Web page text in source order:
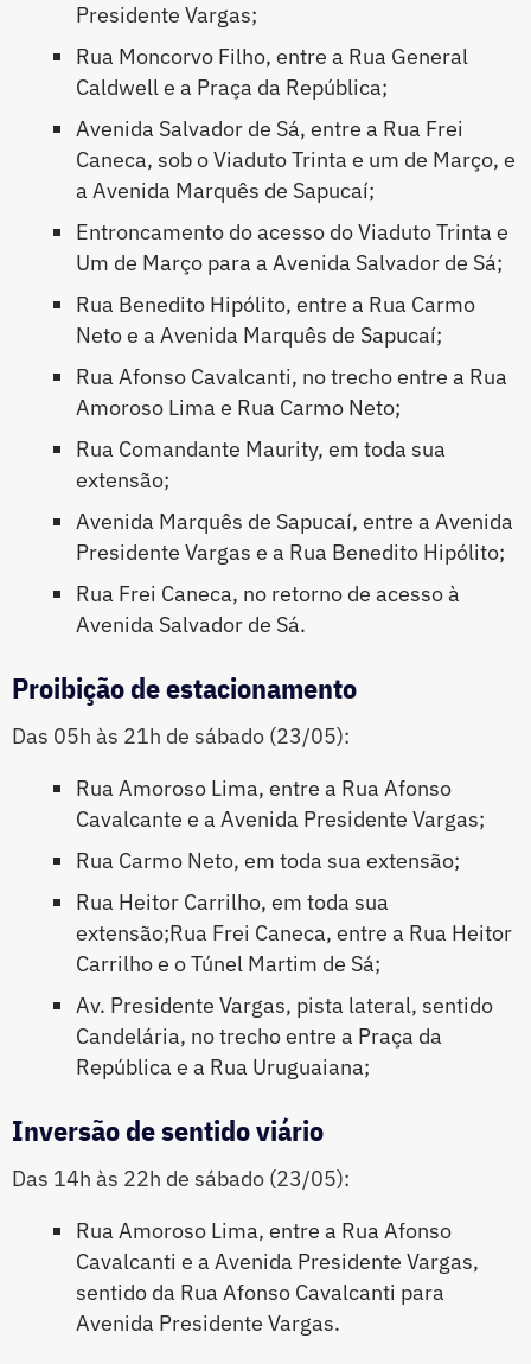
Presidente Vargas;
Rua Moncorvo Filho, entre a Rua General
Caldwell e a Praça da República;
Avenida Salvador de Sá, entre a Rua Frei
Caneca, sob o Viaduto Trinta e um de Março, e
a Avenida Marquês de Sapucaí;
Entroncamento do acesso do Viaduto Trinta e
Um de Março para a Avenida Salvador de Sá;
Rua Benedito Hipólito, entre a Rua Carmo
Neto e a Avenida Marquês de Sapucaí;
Rua Afonso Cavalcanti, no trecho entre a Rua
Amoroso Lima e Rua Carmo Neto;
Rua Comandante Maurity, em toda sua
extensão;
Avenida Marquês de Sapucaí, entre a Avenida
Presidente Vargas e a Rua Benedito Hipólito;
Rua Frei Caneca, no retorno de acesso à
Avenida Salvador de Sá.
Proibição de estacionamento
Das 05h às 21h de sábado (23/05):
Rua Amoroso Lima, entre a Rua Afonso
Cavalcante e a Avenida Presidente Vargas;
Rua Carmo Neto, em toda sua extensão;
Rua Heitor Carrilho, em toda sua
extensão;Rua Frei Caneca, entre a Rua Heitor
Carrilho e o Túnel Martim de Sá;
Av. Presidente Vargas, pista lateral, sentido
Candelária, no trecho entre a Praça da
República e a Rua Uruguaiana;
Inversão de sentido viário
Das 14h às 22h de sábado (23/05):
Rua Amoroso Lima, entre a Rua Afonso
Cavalcanti e a Avenida Presidente Vargas,
sentido da Rua Afonso Cavalcanti para
Avenida Presidente Vargas.